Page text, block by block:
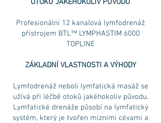
OTOKŮ JAKÉHOKOLIV PŮVODU
Profesionální 12 kanalová lymfodrenáž
přístrojem BTL™ LYMPHASTIM 6000
TOPLINE
ZÁKLADNÍ VLASTNOSTI A VÝHODY
Lymfodrenáž neboli lymfatická masáž se
užívá při léčbě otoků jakéhokoliv původu.
Lymfatické drenáže působí na lymfatický
systém, který je tvořen mízními cévami a